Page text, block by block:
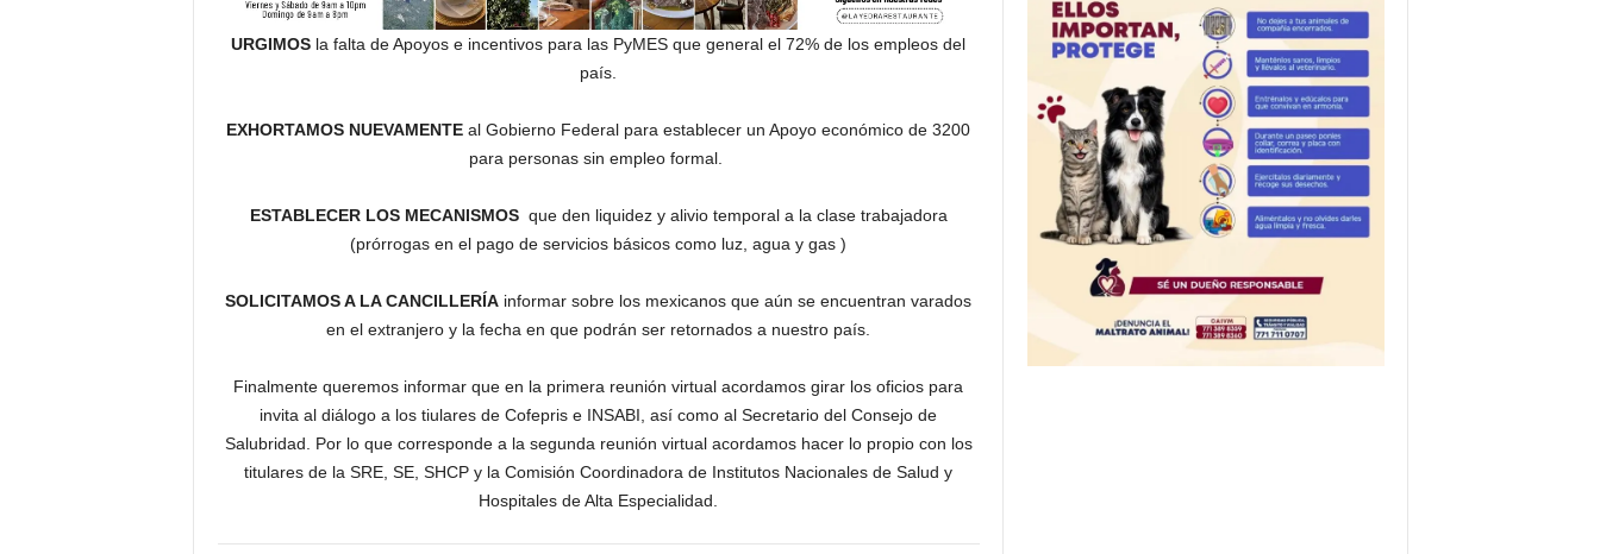
URGIMOS la falta de Apoyos e incentivos para las PyMES que general el 72% de los empleos del
país.
EXHORTAMOS NUEVAMENTE al Gobierno Federal para establecer un Apoyo económico de 3200
para personas sin empleo formal.
ESTABLECER LOS MECANISMOSque den liquidez y alivio temporal a la clase trabajadora
(prórrogas en el pago de servicios básicos como luz, agua y gas )
SOLICITAMOS A LA CANCILLERÍA informar sobre los mexicanos que aún se encuentran varados
en el extranjero y la fecha en que podrán ser retornados a nuestro país.
Finalmente queremos informar que en la primera reunión virtual acordamos girar los oficios para
invita al diálogo a los tiulares de Cofepris e INSABI, así como al Secretario del Consejo de
Salubridad. Por lo que corresponde a la segunda reunión virtual acordamos hacer lo propio con los
titulares de la SRE, SE, SHCP y la Comisión Coordinadora de Institutos Nacionales de Salud y
Hospitales de Alta Especialidad.